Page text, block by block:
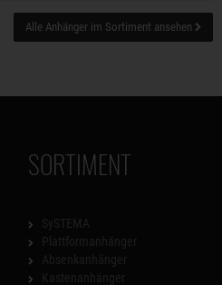
Alle Anhänger im Sortiment ansehen
SORTIMENT